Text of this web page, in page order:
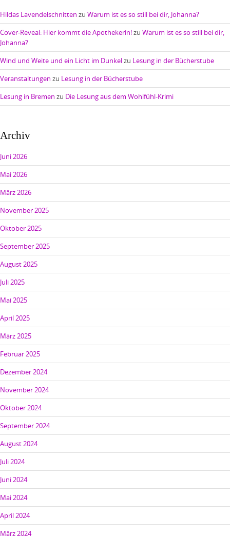
Hildas Lavendelschnitten zu Warum ist es so still bei dir, Johanna?
Cover-Reveal: Hier kommt die Apothekerin!zu Warum ist es so still bei dir,
Johanna?
Wind und Weite und ein Licht im Dunkelzu Lesung in der Bücherstube
Veranstaltungen zu Lesung in der Bücherstube
Lesung in Bremen zu Die Lesung aus dem Wohlfühl-Krimi
Archiv
Juni 2026
Mai 2026
März 2026
November 2025
Oktober 2025
September 2025
August 2025
Juli 2025
Mai 2025
April 2025
März 2025
Februar 2025
Dezember 2024
November 2024
Oktober 2024
September 2024
August 2024
Juli 2024
Juni 2024
Mai 2024
April 2024
März 2024